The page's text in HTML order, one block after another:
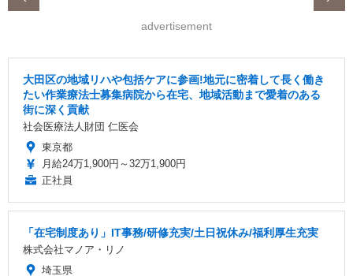
advertisement
大田区の地域リハや包括ケアに参画!地元に密着して長く働き
たい作業療法士募集病院から在宅、地域活動まで愛着のある
街に深く貢献
社会医療法人財団 仁医会
東京都
月給24万1,900円～32万1,900円
正社員
「在宅制度あり」IT事務/研修充実/土日祝休み/福利厚生充実
株式会社マノア・リノ
埼玉県